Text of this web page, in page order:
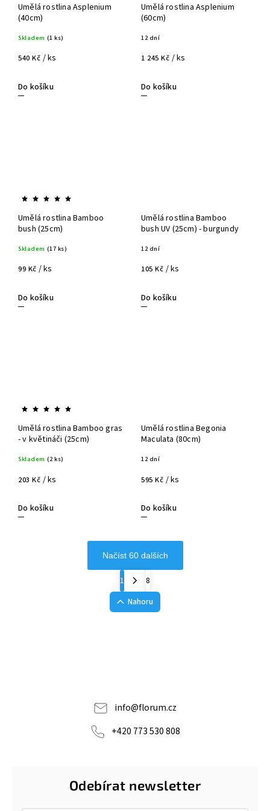
Umělá rostlina Asplenium
(40cm)
Skladem (1 ks)
540 Kč / ks
Do košíku
Umělá rostlina Asplenium
(60cm)
12 dní
1 245 Kč / ks
Do košíku
Umělá rostlina Bamboo
bush (25cm)
Skladem (17 ks)
99 Kč / ks
Do košíku
Umělá rostlina Bamboo
bush UV (25cm) - burgundy
12 dní
105 Kč / ks
Do košíku
Umělá rostlina Bamboo gras
- v květináči (25cm)
Skladem (2 ks)
203 Kč / ks
Do košíku
Umělá rostlina Begonia
Maculata (80cm)
12 dní
595 Kč / ks
Do košíku
Načíst 60 dalších
1
8
Nahoru
info@florum.cz
+420 773 530 808
Odebírat newsletter